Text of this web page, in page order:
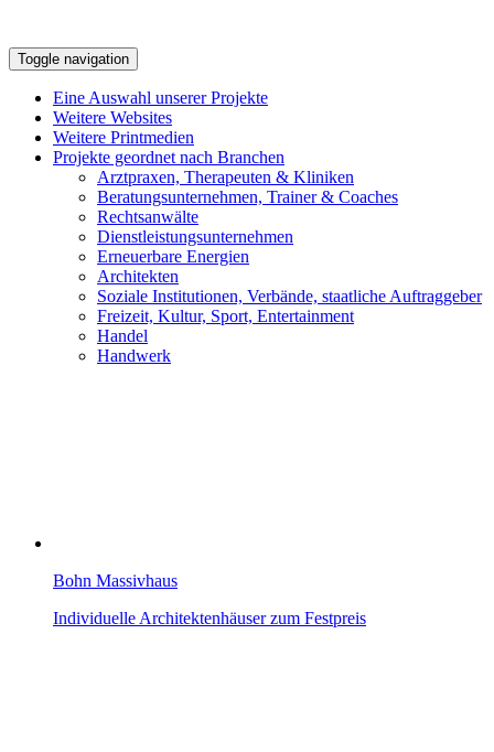
Toggle navigation
Eine Auswahl unserer Projekte
Weitere Websites
Weitere Printmedien
Projekte geordnet nach Branchen
Arztpraxen, Therapeuten & Kliniken
Beratungsunternehmen, Trainer & Coaches
Rechtsanwälte
Dienstleistungsunternehmen
Erneuerbare Energien
Architekten
Soziale Institutionen, Verbände, staatliche Auftraggeber
Freizeit, Kultur, Sport, Entertainment
Handel
Handwerk
Bohn Massivhaus
Individuelle Architektenhäuser zum Festpreis